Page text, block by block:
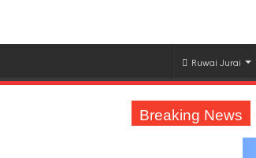
Ruwai Jurai
Breaking News